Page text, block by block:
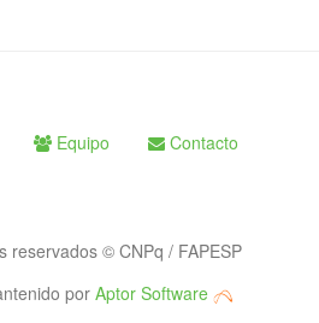
Equipo
Contacto
reservados © CNPq / FAPESP
por Aptor Software